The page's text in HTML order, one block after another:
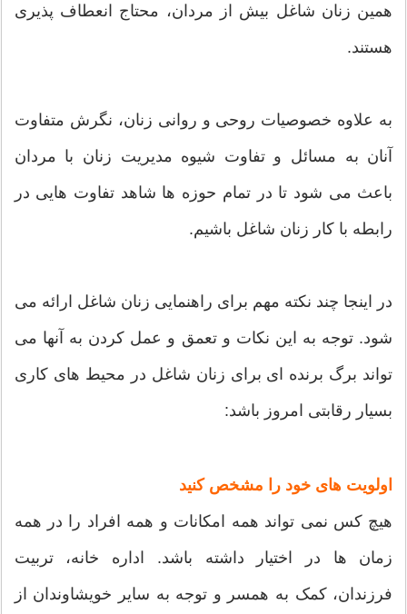
همین زنان شاغل بیش از مردان، محتاج انعطاف پذیری
هستند.
به علاوه خصوصیات روحی و روانی زنان، نگرش متفاوت
آنان به مسائل و تفاوت شیوه مدیریت زنان با مردان
باعث می شود تا در تمام حوزه ها شاهد تفاوت هایی در
رابطه با کار زنان شاغل باشیم.
در اینجا چند نکته مهم برای راهنمایی زنان شاغل ارائه می
شود. توجه به این نکات و تعمق و عمل کردن به آنها می
تواند برگ برنده ای برای زنان شاغل در محیط های کاری
بسیار رقابتی امروز باشد:
اولویت های خود را مشخص کنید
هیچ کس نمی تواند همه امکانات و همه افراد را در همه
زمان ها در اختیار داشته باشد. اداره خانه، تربیت
فرزندان، کمک به همسر و توجه به سایر خویشاوندان از